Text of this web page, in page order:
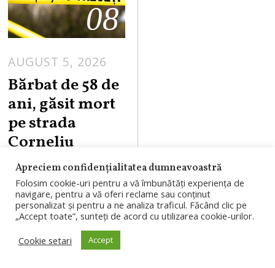
08
AUGUST 5, 2026
Bărbat de 58 de
ani, găsit mort
pe strada
Corneliu
Coposu din
Cluj-Napoca
Un bărbat în
vârstă de 58 de ani
a fost găsit în
Apreciem confidențialitatea dumneavoastră
Folosim cookie-uri pentru a vă îmbunătăți experiența de
navigare, pentru a vă oferi reclame sau conținut
personalizat și pentru a ne analiza traficul. Făcând clic pe
„Accept toate”, sunteți de acord cu utilizarea cookie-urilor.
Cookie setari
Accept